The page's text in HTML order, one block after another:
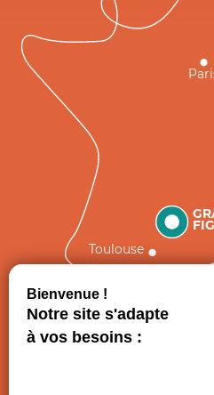
Toulouse